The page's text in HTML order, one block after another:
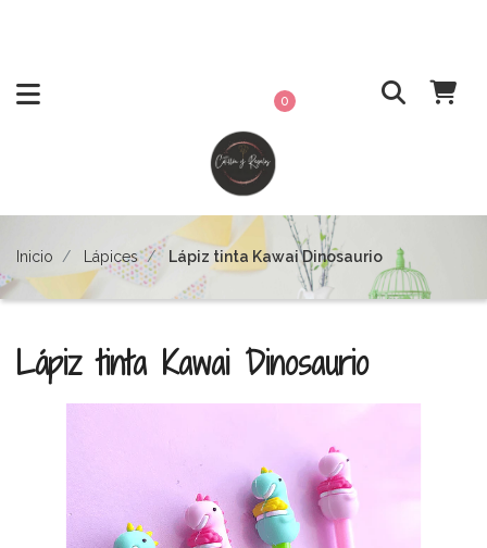
0
Inicio Lápices Lápiz tinta Kawai Dinosaurio
Lápiz tinta Kawai Dinosaurio